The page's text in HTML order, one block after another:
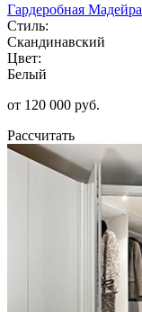
Гардеробная Мадейра
Стиль:
Скандинавский
Цвет:
Белый
от 120 000 руб.
Рассчитать